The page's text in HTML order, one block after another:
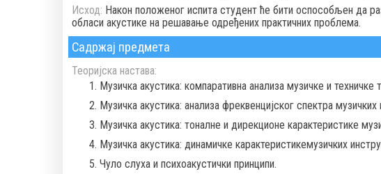
Исход: Након положеног испита студент ће бити оспособљен да
обласи акустике на решавање одређених практичних проблема.
Садржај предмета
Теоријска настава:
Музичка акустика: компаративна анализа музичке и техничке
Музичка акустика: анализа фреквенцијског спектра музичких
Музичка акустика: тоналне и дирекционе карактеристике
Музичка акустика: динамичке карактеристикемузичких
Чуло слуха и психоакустички принципи.